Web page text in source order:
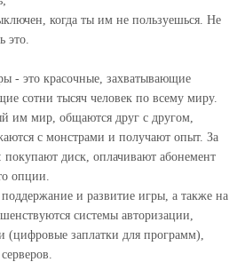
когда ты им не пользуешься. Не
это.
- это красочные, захватывающие
сотни тысяч человек по всему миру.
им мир, общаются друг с другом,
с монстрами и получают опыт. За
покупают диск, оплачивают абонемент
опции.
поддержание и развитие игры, а также на
системы авторизации,
(цифровые заплатки для программ),